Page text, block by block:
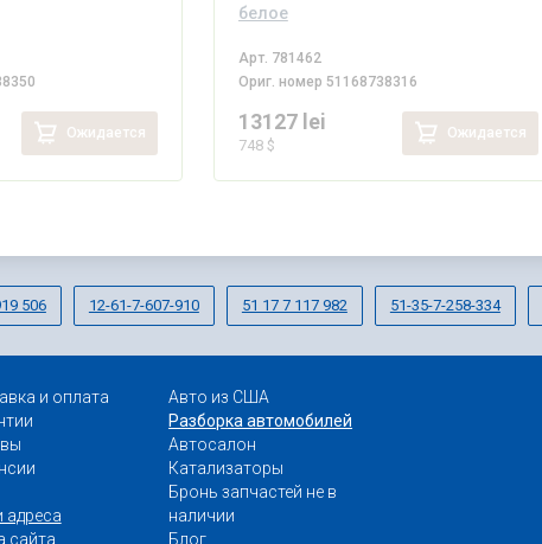
Ожидается
белое
Арт. 781462
Ориг. номер 51168738316
13127 lei
748 $
Ожидается
506 12-61-7-607-910 51 17 7 117 982 51-35-7-258-334
и оплата
сайта
Авто из США
Разборка автомобилей
Автосалон
Катализаторы
Бронь запчастей не в
наличии
Блог